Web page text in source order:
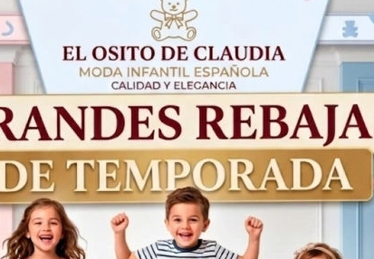
2
Años Años
4
Años
29,99€
61,10€